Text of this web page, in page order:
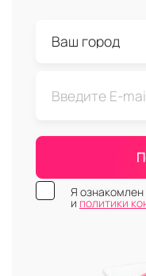
Я ознакомлен
и политики